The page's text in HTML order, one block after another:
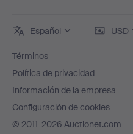
Español USD
Términos
Política de privacidad
Información de la empresa
Configuración de cookies
© 2011-2026 Auctionet.com